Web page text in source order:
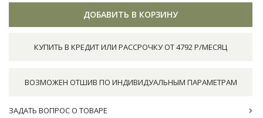
ДОБАВИТЬ В КОРЗИНУ
КУПИТЬ В КРЕДИТ ИЛИ РАССРОЧКУ ОТ 4792 Р/МЕСЯЦ
ВОЗМОЖЕН ОТШИВ ПО ИНДИВИДУАЛЬНЫМ ПАРАМЕТРАМ
ЗАДАТЬ ВОПРОС О ТОВАРЕ